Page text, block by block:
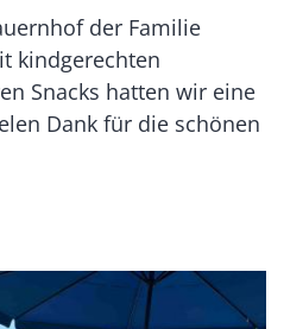
der Familie
kindgerechten
Snacks hatten wir eine
Dank für die schönen